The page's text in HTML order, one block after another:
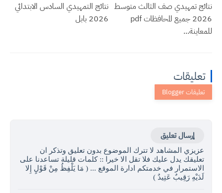
نتائج تمهيدي صف الثالث متوسط
2026 جميع المحافظات pdf
للمعاينة...
نتائج التمهيدي السادس الابتدائي
2026 بابل
تعليقات
إرسال تعليق
عزيزي المشاهد لا تترك الموضوع بدون تعليق وتذكر ان
تعليقك يدل عليك فلا تقل الا خيرا :: كلمات قليلة تساعدنا على
الاستمرار في خدمتكم ادارة الموقع ... ( مَا يَلْفِظُ مِنْ قَوْلٍ إِلا
لَدَيْهِ رَقِيبٌ عَتِيدٌ )